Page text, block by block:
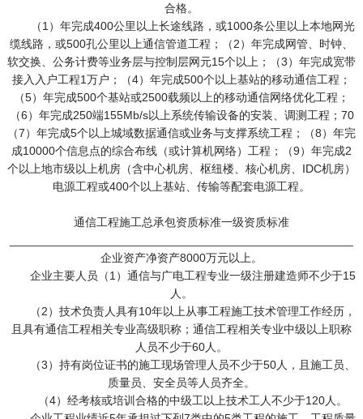
合格。
（1）年完成400公里以上长途线路，或1000条公里以上本地网光
缆线路，或500孔公里以上通信管道工程；（2）年完成网管、时钟、
软交换、公务计费等业务层与控制层网元15个以上；（3）年完成宽带
接入入户工程1万户；（4）年完成500个以上基站的移动通信工程；
（5）年完成500个基站或2500载频以上的移动通信网络优化工程；
（6）年完成250端155Mb/s以上系统传输设备的安装、调测工程；70
（7）年完成5个以上城域数据通信或业务与支撑系统工程；（8）年完
成10000个信息点的综合布线（或计算机网络）工程；（9）年完成2
个以上地市级以上机房（含中心机房、枢纽楼、核心机房、IDC机房）
电源工程或400个以上基站、传输等配套电源工程。
通信工程施工总承包资质标准一级资质标准
企业资产净资产8000万元以上。
企业主要人员（1）通信与广电工程专业一级注册建造师不少于15
人。
（2）技术负责人具有10年以上从事工程施工技术管理工作经历，
且具有通信工程相关专业高级职称；通信工程相关专业中级以上职称
人员不少于60人。
（3）持有岗位证书的施工现场管理人员不少于50人，且施工员、
质量员、安全员等人员齐全。
（4）经考核或培训合格的中级工以上技术工人不少于120人。